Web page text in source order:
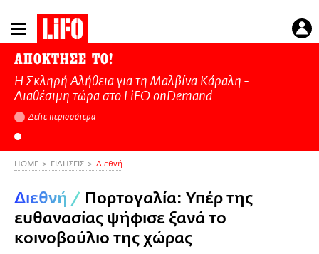
Παράκαμψη
προς
κυρίως
περιεχόμενο
ΑΠΟΚΤΗΣΕ ΤΟ!
Η Σκληρή Αλήθεια για τη Μαλβίνα Κάραλη -
Διαθέσιμη τώρα στo LiFO onDemand
Δείτε περισσότερα
HOME ΕΙΔΗΣΕΙΣ Διεθνή
Διεθνή / Πορτογαλία: Υπέρ της
ευθανασίας ψήφισε ξανά το
κοινοβούλιο της χώρας